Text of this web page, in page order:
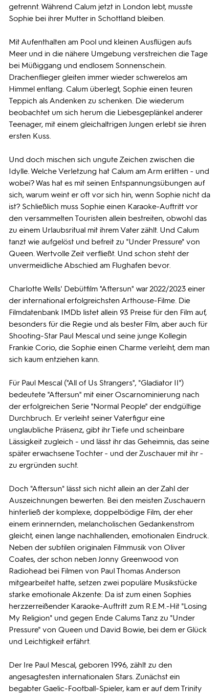
getrennt. Während Calum jetzt in London lebt, musste
Sophie bei ihrer Mutter in Schottland bleiben.
Mit Aufenthalten am Pool und kleinen Ausflügen aufs
Meer und in die nähere Umgebung verstreichen die Tage
bei Müßiggang und endlosem Sonnenschein.
Drachenflieger gleiten immer wieder schwerelos am
Himmel entlang. Calum überlegt, Sophie einen teuren
Teppich als Andenken zu schenken. Die wiederum
beobachtet um sich herum die Liebesgeplänkel anderer
Teenager, mit einem gleichaltrigen Jungen erlebt sie ihren
ersten Kuss.
Und doch mischen sich ungute Zeichen zwischen die
Idylle. Welche Verletzung hat Calum am Arm erlitten - und
wobei? Was hat es mit seinen Entspannungsübungen auf
sich, warum weint er oft vor sich hin, wenn Sophie nicht da
ist? Schließlich muss Sophie einen Karaoke-Auftritt vor
den versammelten Touristen allein bestreiten, obwohl das
zu einem Urlaubsritual mit ihrem Vater zählt. Und Calum
tanzt wie aufgelöst und befreit zu "Under Pressure" von
Queen. Wertvolle Zeit verfließt. Und schon steht der
unvermeidliche Abschied am Flughafen bevor.
Charlotte Wells' Debütfilm "Aftersun" war 2022/2023 einer
der international erfolgreichsten Arthouse-Filme. Die
Filmdatenbank IMDb listet allein 93 Preise für den Film auf,
besonders für die Regie und als bester Film, aber auch für
Shooting-Star Paul Mescal und seine junge Kollegin
Frankie Corio, die Sophie einen Charme verleiht, dem man
sich kaum entziehen kann.
Für Paul Mescal ("All of Us Strangers", "Gladiator II")
bedeutete "Aftersun" mit einer Oscarnominierung nach
der erfolgreichen Serie "Normal People" der endgültige
Durchbruch. Er verleiht seiner Vaterfigur eine
unglaubliche Präsenz, gibt ihr Tiefe und scheinbare
Lässigkeit zugleich - und lässt ihr das Geheimnis, das seine
später erwachsene Tochter - und der Zuschauer mit ihr -
zu ergründen sucht.
Doch "Aftersun" lässt sich nicht allein an der Zahl der
Auszeichnungen bewerten. Bei den meisten Zuschauern
hinterließ der komplexe, doppelbödige Film, der eher
einem erinnernden, melancholischen Gedankenstrom
gleicht, einen lange nachhallenden, emotionalen Eindruck.
Neben der subtilen originalen Filmmusik von Oliver
Coates, der schon neben Jonny Greenwood von
Radiohead bei Filmen von Paul Thomas Anderson
mitgearbeitet hatte, setzen zwei populäre Musikstücke
starke emotionale Akzente: Da ist zum einen Sophies
herzzerreißender Karaoke-Auftritt zum R.E.M.-Hit "Losing
My Religion" und gegen Ende Calums Tanz zu "Under
Pressure" von Queen und David Bowie, bei dem er Glück
und Leichtigkeit erfährt.
Der Ire Paul Mescal, geboren 1996, zählt zu den
angesagtesten internationalen Stars. Zunächst ein
begabter Gaelic-Football-Spieler, kam er auf dem Trinity